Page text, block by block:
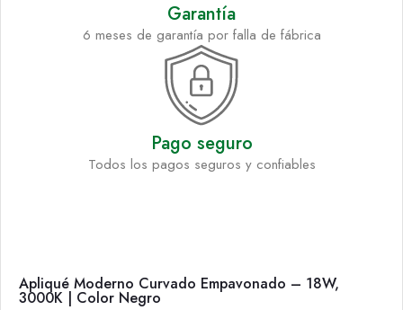
Garantía
6 meses de garantía por falla de fábrica
Pago seguro
Todos los pagos seguros y confiables
Apliqué Moderno Curvado Empavonado – 18W,
3000K | Color Negro